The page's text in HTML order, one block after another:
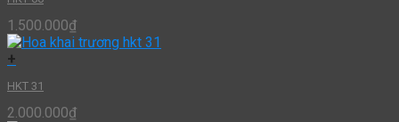
1.500.000₫
+
HKT 31
2.000.000₫